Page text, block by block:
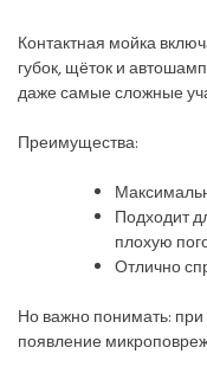
Контактная мойка
губок, щёток и
даже самые сложные
Преимущества:
Подходит
плохую
Отлично
Но важно понимать:
появление